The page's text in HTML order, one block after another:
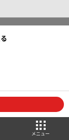
メニュー